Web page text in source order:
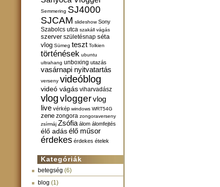
Semmering SJ4000
SJCAM slideshow Sony
Szabolcs utca szakáll vágás
szerver születésnap séta
vlog Sümeg teszt Tolkien
történések ubuntu
ultrahang unboxing utazás
vasárnapi nyitvatartás
verseny videóblog
videó vágás viharvadász
vlogvloggervlog
live vérkép windows WRT54G
zene zongora zongoraverseny
zsírmáj Zsófia álom álomfejtés
élő adás élő műsor
érdekes érdekes ételek
Kategóriák
betegség (6)
blog (1)